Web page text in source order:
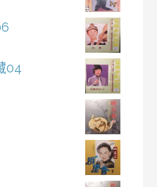
04